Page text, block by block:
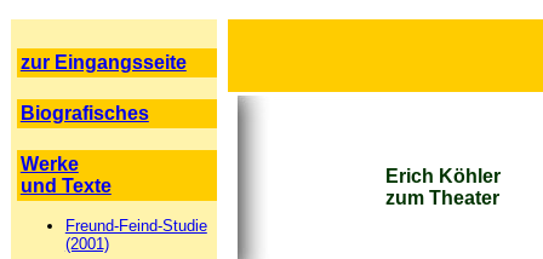
zur Eingangsseite
Biografisches
Werke
und Texte
Freund-Feind-Studie
(2001)
Erich Köhler
zum Theater